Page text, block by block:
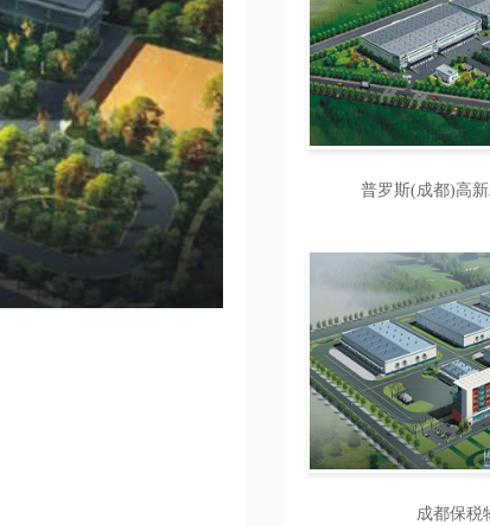
普罗斯(成都)高
成都保税